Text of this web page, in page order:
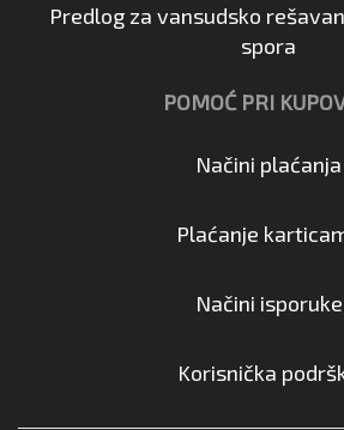
Predlog za vansudsko
spora
POMOĆ PRI
Načini plaćanja
Plaćanje
Načini isporuke
Korisnička